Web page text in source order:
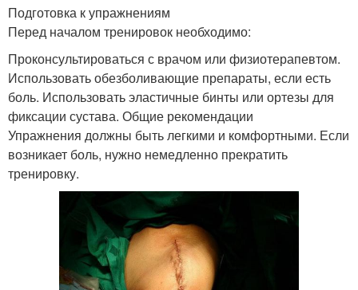
Подготовка к упражнениям
Перед началом тренировок необходимо:
Проконсультироваться с врачом или физиотерапевтом.
Использовать обезболивающие препараты, если есть
боль. Использовать эластичные бинты или ортезы для
фиксации сустава. Общие рекомендации
Упражнения должны быть легкими и комфортными. Если
возникает боль, нужно немедленно прекратить
тренировку.